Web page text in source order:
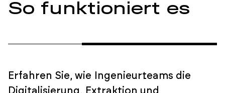
So funktioniert es
Erfahren Sie, wie Ingenieurteams die
Digitalisierung, Extraktion und